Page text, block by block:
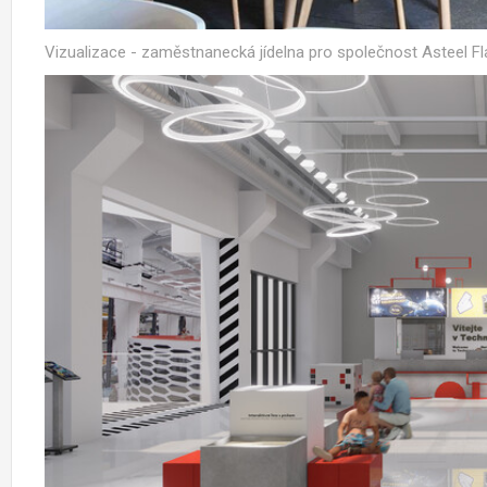
Vizualizace - zaměstnanecká jídelna pro společnost Asteel